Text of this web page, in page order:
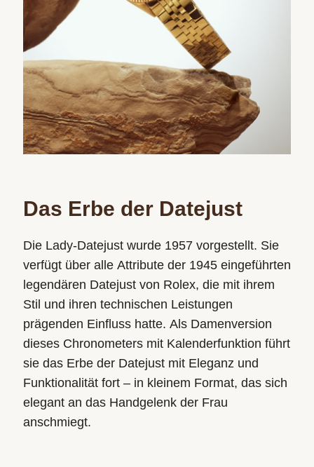
Das Erbe der Datejust
Die Lady‑Datejust wurde 1957 vorgestellt. Sie
verfügt über alle Attribute der 1945 eingeführten
legendären Datejust von Rolex, die mit ihrem
Stil und ihren technischen Leistungen
prägenden Einfluss hatte. Als Damenversion
dieses Chronometers mit Kalenderfunktion führt
sie das Erbe der Datejust mit Eleganz und
Funktionalität fort – in kleinem Format, das sich
elegant an das Handgelenk der Frau
anschmiegt.